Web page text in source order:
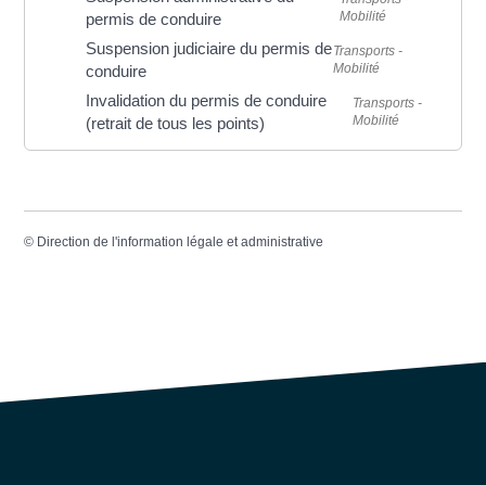
permis de conduire
Mobilité
Suspension judiciaire du permis de
conduire
Transports -
Mobilité
Invalidation du permis de conduire
(retrait de tous les points)
Transports -
Mobilité
© Direction de l'information légale et administrative